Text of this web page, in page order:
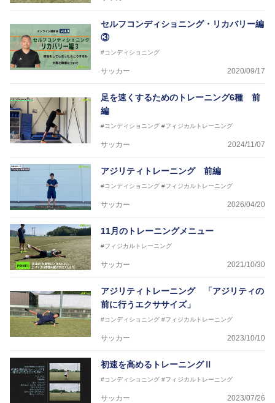
セルフコンディショニング・リカバリー編
③
#コンディショニング
サッカー 2020/09/17
足を速くするためのトレーニング6種 前
編
#コンディショニング #フィジカルトレーニング
サッカー 2024/11/07
アジリティトレーニング 前編
#コンディショニング #フィジカルトレーニング
サッカー 2026/04/20
11月のトレーニングメニュー
#フィジカルトレーニング
サッカー 2021/10/30
アジリティトレーニング 「アジリティの
前に行うエクササイズ」
#コンディショニング #フィジカルトレーニング
サッカー 2023/10/10
初速を高めるトレーニングⅡ
#コンディショニング #フィジカルトレーニング
サッカー 2023/07/26